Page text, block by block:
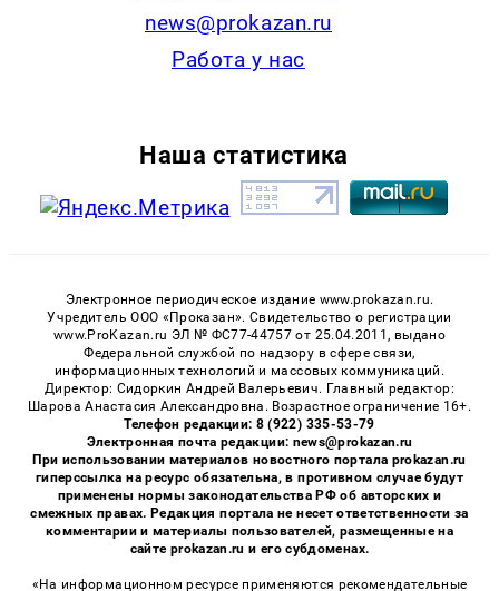
news@prokazan.ru
Работа у нас
Наша статистика
Электронное периодическое издание www.prokazan.ru.
Учредитель ООО «Проказан». Cвидетельство о регистрации
www.ProKazan.ru ЭЛ № ФС77-44757 от 25.04.2011, выдано
Федеральной службой по надзору в сфере связи,
информационных технологий и массовых коммуникаций.
Директор: Сидоркин Андрей Валерьевич. Главный редактор:
Шарова Анастасия Александровна. Возрастное ограничение 16+.
Телефон редакции: 8 (922) 335-53-79
Электронная почта редакции: news@prokazan.ru
При использовании материалов новостного портала prokazan.ru
гиперссылка на ресурс обязательна, в противном случае будут
применены нормы законодательства РФ об авторских и
смежных правах. Редакция портала не несет ответственности за
комментарии и материалы пользователей, размещенные на
сайте prokazan.ru и его субдоменах.
«На информационном ресурсе применяются рекомендательные